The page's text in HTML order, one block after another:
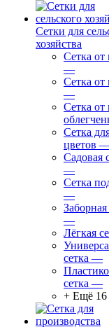
Сетки для
хозяйства
Сетка от
—
Сетка от
—
Сетка от
Сетка
цветов
Садовая
—
Сетка
—
Заборная
—
Лёгкая
сетка —
сетка —
+ Ещё 16